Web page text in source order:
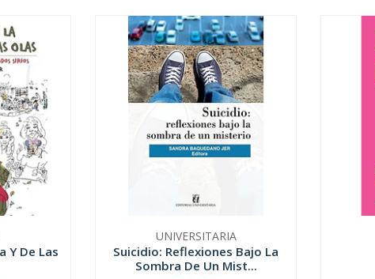
Y De Las
UNIVERSITARIA
Suicidio: Reflexiones Bajo La
Sombra De Un Mist...